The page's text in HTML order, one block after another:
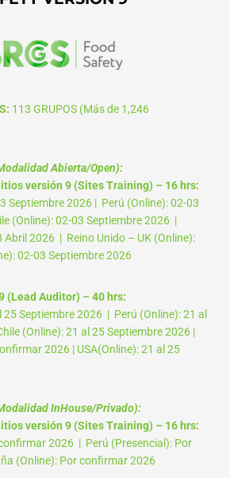
113 GRUPOS (Más de 1,246
Abierta/Open):
versión 9 (Sites Training) – 16 hrs:
Septiembre 2026 | Perú (Online): 02-03
(Online): 02-03 Septiembre 2026 |
Abril 2026 | Reino Unido – UK (Online):
02-03 Septiembre 2026
(Lead Auditor) – 40 hrs:
25 Septiembre 2026 | Perú (Online): 21 al
(Online): 21 al 25 Septiembre 2026 |
2026 | USA(Online): 21 al 25
InHouse/Privado):
versión 9 (Sites Training) – 16 hrs:
2026 | Perú (Presencial): Por
(Online): Por confirmar 2026